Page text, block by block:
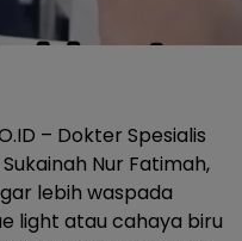
– Dokter Spesialis
Nur Fatimah,
lebih waspada
light atau cahaya biru